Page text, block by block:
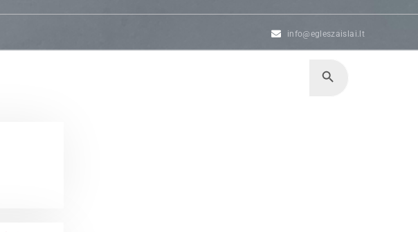
info@egleszaislai.lt